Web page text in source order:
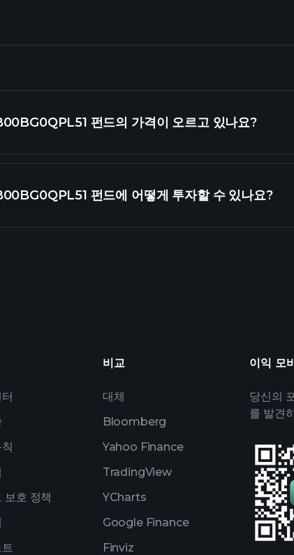
펀드의 가격이 오르고 있나요?
펀드에 어떻게 투자할 수 있나요?
Playtrade
보호 정책
비교
대체
Bloomberg
Yahoo Finance
TradingView
YCharts
Google Finance
Finviz
이익 모
당신의
를 발견